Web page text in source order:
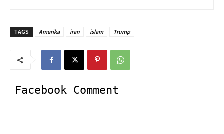
TAGS Amerika iran islam Trump
Facebook Comment